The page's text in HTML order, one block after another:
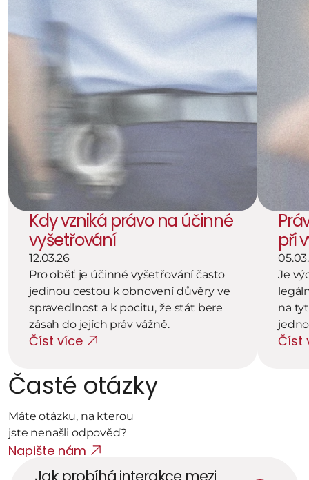
Kdy vzniká právo na účinné
vyšetřování
12.03.26
Pro oběť je účinné vyšetřování často
jedinou cestou k obnovení důvěry ve
spravedlnost a k pocitu, že stát bere
zásah do jejích práv vážně.
Číst více
při
Je
na
Číst
Časté otázky
Máte otázku, na kterou
jste nenašli odpověď?
Napište nám